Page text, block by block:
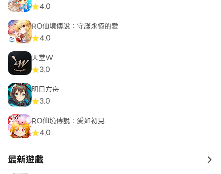
4.0
RO仙境傳說：守護永恆的愛
4.0
天堂W
3.0
明日方舟
3.0
RO仙境傳說：愛如初見
4.0
最新遊戲 to